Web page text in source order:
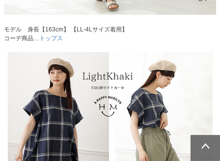
モデル 身長【163cm】 【LL-4Lサイズ着用】
コーデ商品… トップス